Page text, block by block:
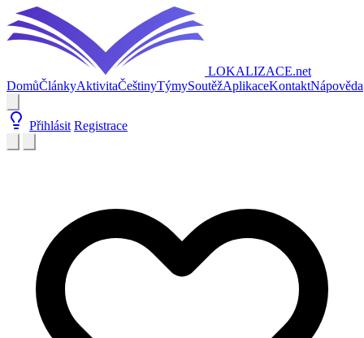
LOKALIZACE.net
DomůČlánkyAktivitaČeštinyTýmySoutěžAplikaceKontaktNápověda
Přihlásit Registrace